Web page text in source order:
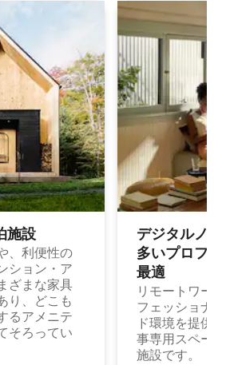
施⁠設
、利便性の
ション・ア
ざまな家具
り、どこも
るアメニテ
そろってい
デジタルノ
多⁠いプ⁠ロ⁠フ⁠
最⁠適
リモートワー
フェッショナ
ド環境を提供
事専用スペー
施設です。